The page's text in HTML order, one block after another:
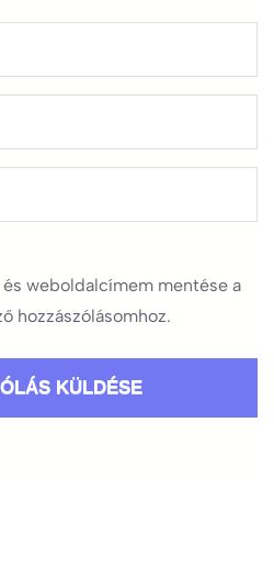
weboldalcímem mentése a
hozzászólásomhoz.